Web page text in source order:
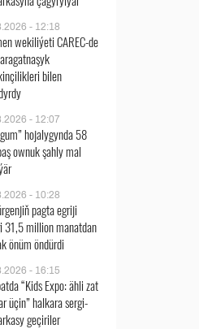
- 12:18
wekiliýeti CAREC-de
bilen
- 12:07
hojalygynda 58
ownuk şahly mal
- 10:28
pagta egriji
31,5 million manatdan
önüm öndürdi
- 16:15
“Kids Expo: ähli zat
üçin” halkara sergi-
geçiriler